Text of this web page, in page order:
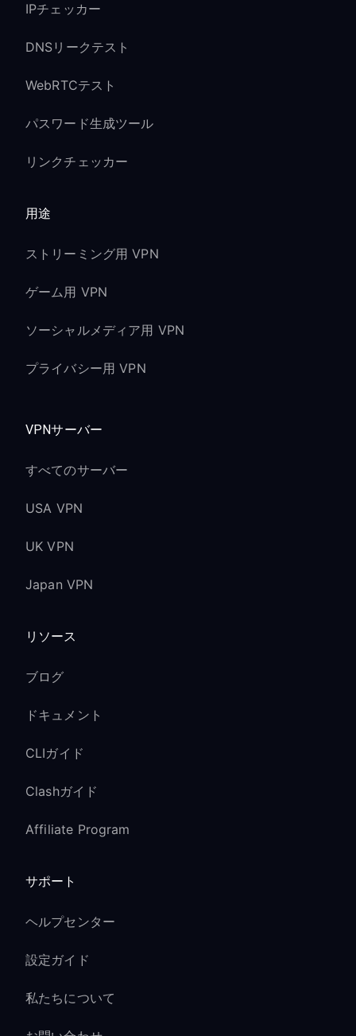
IPチェッカー
DNSリークテスト
WebRTCテスト
パスワード生成ツール
リンクチェッカー
用途
ストリーミング用 VPN
ゲーム用 VPN
ソーシャルメディア用 VPN
プライバシー用 VPN
VPNサーバー
すべてのサーバー
USA VPN
UK VPN
Japan VPN
リソース
ブログ
ドキュメント
CLIガイド
Clashガイド
Affiliate Program
サポート
ヘルプセンター
設定ガイド
私たちについて